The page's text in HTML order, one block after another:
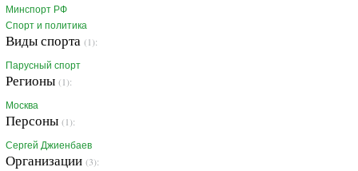
Минспорт РФ
Спорт и политика
Виды спорта (1):
Парусный спорт
Регионы (1):
Москва
Персоны (1):
Сергей Джиенбаев
Организации (3):